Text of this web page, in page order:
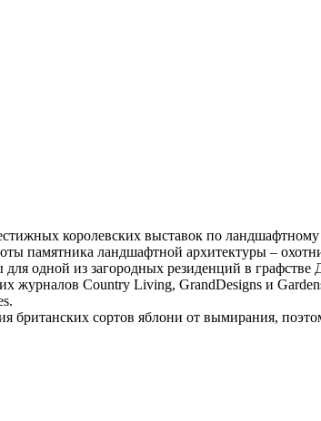
королевских выставок по ландшафтному
памятника ландшафтной архитектуры –
одной из загородных резиденций в графстве
журналов Country Living, GrandDesigns и
британских сортов яблони от вымирания,